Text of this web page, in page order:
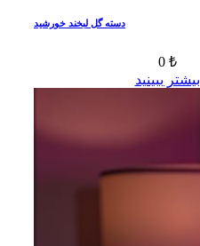
دسته گل لبخند خورشید
0 ₺
بیشتر ببینید